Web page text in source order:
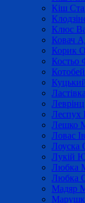
Кіш
Клюс
Ковач
Корик
Костьо
Леспух
Лешко
Ловас
Лоуска
Лукій
Любка
Любка
Мадяр